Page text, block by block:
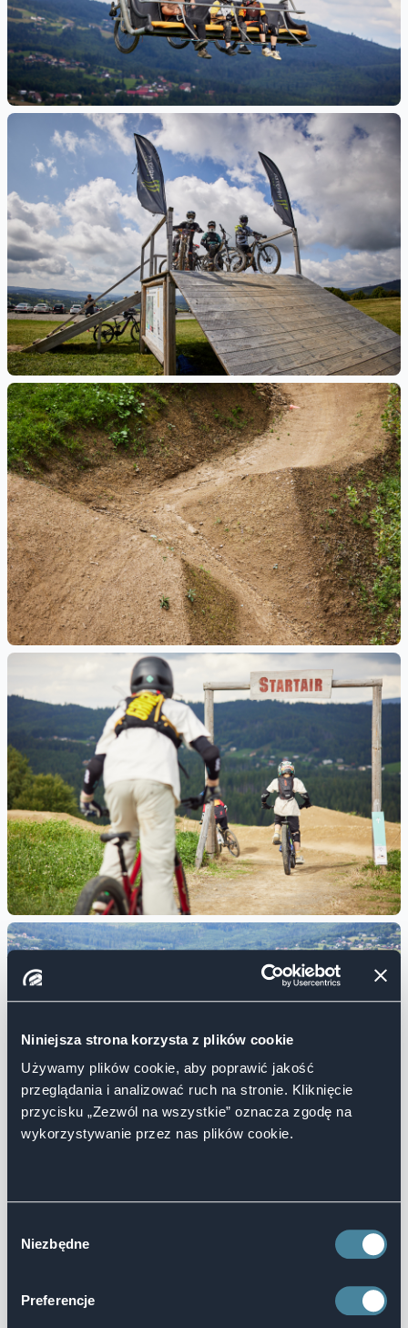
Niniejsza strona korzysta z plików cookie
Używamy plików cookie, aby poprawić jakość
przeglądania i analizować ruch na stronie. Kliknięcie
przycisku „Zezwól na wszystkie” oznacza zgodę na
wykorzystywanie przez nas plików cookie.
zgody
Niezbędne
Preferencje